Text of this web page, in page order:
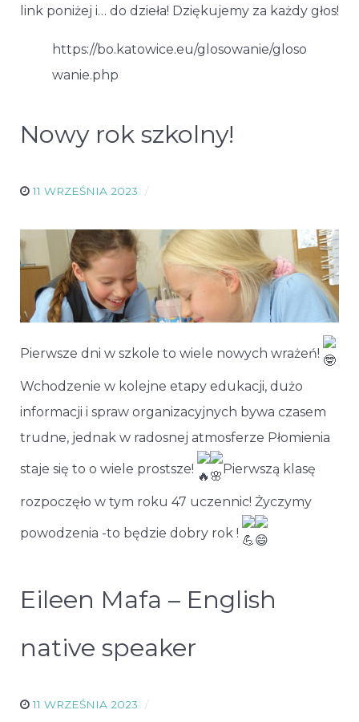
link poniżej i… do dzieła! Dziękujemy za każdy głos!
https://bo.katowice.eu/glosowanie/gloso
wanie.php
Nowy rok szkolny!
11 WRZEŚNIA 2023
Pierwsze dni w szkole to wiele nowych wrażeń!
Wchodzenie w kolejne etapy edukacji, dużo
informacji i spraw organizacyjnych bywa czasem
trudne, jednak w radosnej atmosferze Płomienia
staje się to o wiele prostsze! Pierwszą klasę
rozpoczęło w tym roku 47 uczennic! Życzymy
powodzenia -to będzie dobry rok !
Eileen Mafa – English
native speaker
11 WRZEŚNIA 2023